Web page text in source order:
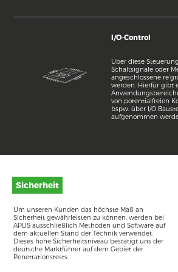
I/O-Control
Über diese
Schaltsignale oder
angeschlossene
werden. Hierfür gibt
von potentialfreien
bspw. über I/O
aufgenommen
Sicherheit
Um unseren Kunden das höchste Maß an
Sicherheit gewährleisten zu können, werden bei
APLIS ausschließlich Methoden und Software auf
dem aktuellen Stand der Technik verwendet.
Dieses hohe Sicherheitsniveau bestätigt uns der
deutsche Marktführer auf dem Gebiet der
Penetrationstests.